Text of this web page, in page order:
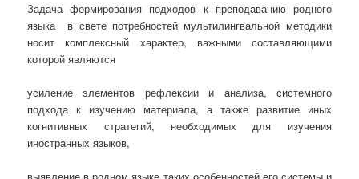
Задача формирования подходов к преподаванию родного
языка в свете потребностей мультилингвальной методики
носит комплексный характер, важными составляющими
которой являются
усиление элементов рефлексии и анализа, системного
подхода к изучению материала, а также развитие иных
когнитивных стратегий, необходимых для изучения
иностранных языков,